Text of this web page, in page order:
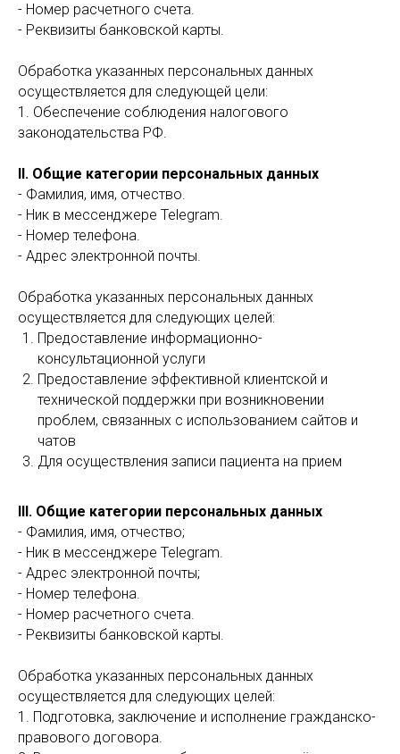
- Номер расчетного счета.
- Реквизиты банковской карты.
Обработка указанных персональных данных
осуществляется для следующей цели:
1. Обеспечение соблюдения налогового
законодательства РФ.
II. Общие категории персональных данных
- Фамилия, имя, отчество.
- Ник в мессенджере Telegram.
- Номер телефона.
- Адрес электронной почты.
Обработка указанных персональных данных
осуществляется для следующих целей:
Предоставление информационно-
консультационной услуги
Предоставление эффективной клиентской и
технической поддержки при возникновении
проблем, связанных с использованием сайтов и
чатов
Для осуществления записи пациента на прием
III. Общие категории персональных данных
- Фамилия, имя, отчество;
- Ник в мессенджере Telegram.
- Адрес электронной почты;
- Номер телефона.
- Номер расчетного счета.
- Реквизиты банковской карты.
Обработка указанных персональных данных
осуществляется для следующих целей:
1. Подготовка, заключение и исполнение гражданско-
правового договора.